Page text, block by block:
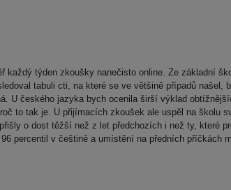
každý týden zkoušky nanečisto online. Ze základní
tabuli cti, na které se ve většině případů našel,
U českého jazyka bych ocenila širší výklad
to tak je. U přijímacích zkoušek ale uspěl na školu
o dost těžší než z let předchozích i než ty, které
percentil v češtině a umístění na předních příčkách